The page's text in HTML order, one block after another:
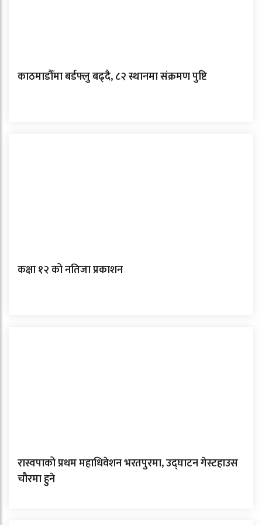
काठमाडौँमा बर्डफ्लु बढ्दै, ८२ स्थानमा संक्रमण पुष्टि
कक्षा १२ को नतिजा प्रकाशन
रास्वपाको प्रथम महाधिवेशन भरतपुरमा, उद्घाटन गेस्टहाउस
चौरमा हुने